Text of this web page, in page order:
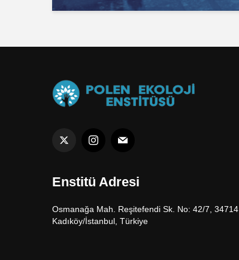
Enstitü Adresi
Osmanağa Mah. Reşitefendi Sk. No: 42/7, 34714
Kadıköy/İstanbul, Türkiye